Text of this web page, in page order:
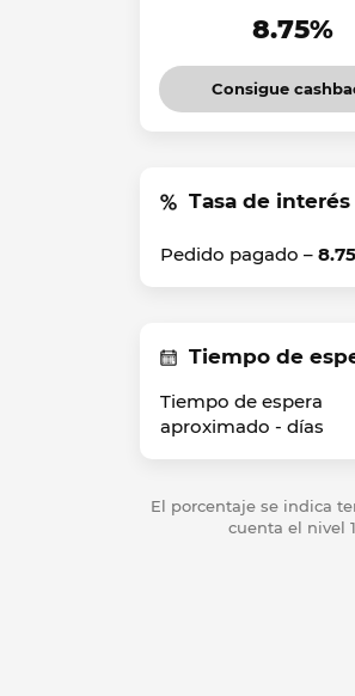
8.75%
Consigue
Tasa de interés
Pedido pagado –
Tiempo de
Tiempo de espera
aproximado - días
El porcentaje se indica
cuenta el nivel 1